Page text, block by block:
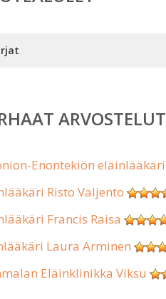
ARVOSTELUT
Enontekiön eläinlääkäri
Risto Valjento
Francis Raisa
Laura Arminen
Eläinklinikka Viksu